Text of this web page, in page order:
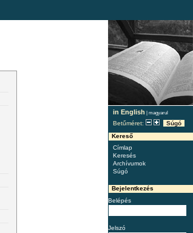
in English | magyarul
Betűméret:
Súgó
Kereső
Címlap
Keresés
Archívumok
Súgó
Bejelentkezés
Belépés
Jelszó